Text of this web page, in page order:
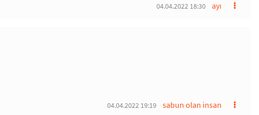
ayı
04.04.2022 18:30
sabun olan insan
04.04.2022 19:19